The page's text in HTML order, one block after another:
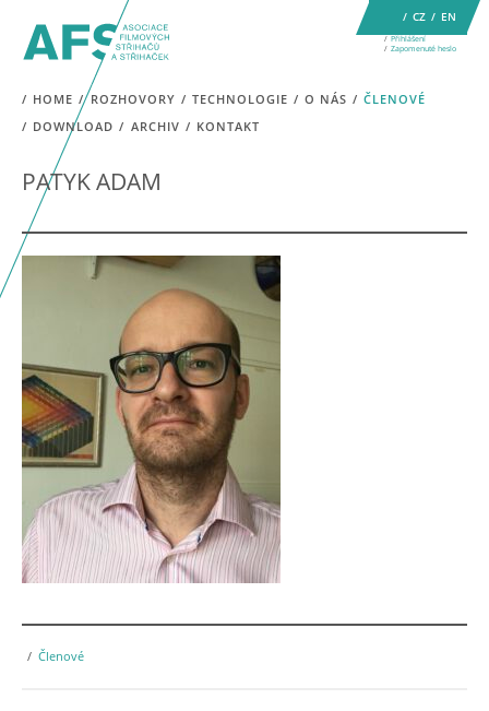
CZ EN
Přihlášení
Zapomenuté heslo
HOME ROZHOVORY TECHNOLOGIE O NÁS
ČLENOVÉ
DOWNLOAD
ARCHIV KONTAKT
PATYK ADAM
Členové